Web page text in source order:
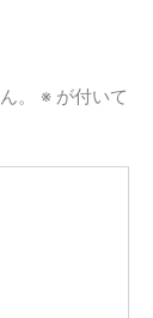
。 ※ が付いて